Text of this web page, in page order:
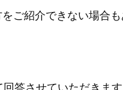
ご紹介できない場合
答させていただきます